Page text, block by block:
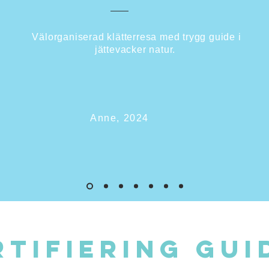
Välorganiserad klätterresa med trygg guide i
jättevacker natur.
Anne, 2024